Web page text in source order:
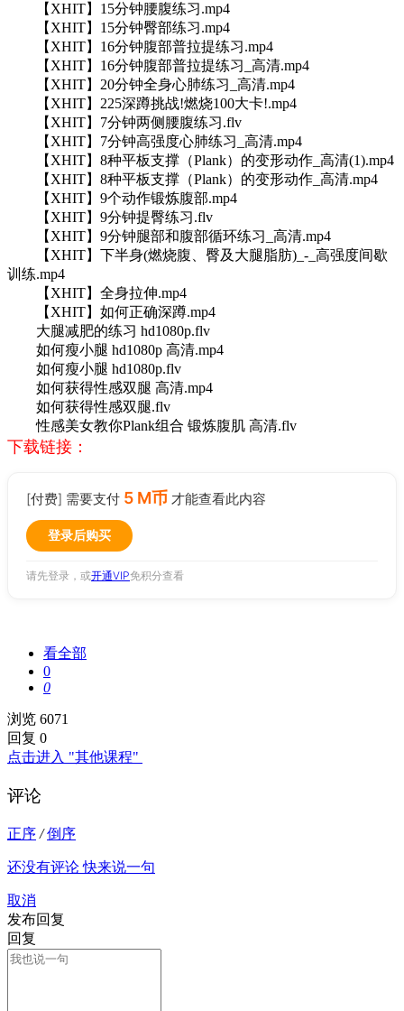
【XHIT】15分钟腰腹练习.mp4
【XHIT】15分钟臀部练习.mp4
【XHIT】16分钟腹部普拉提练习.mp4
【XHIT】16分钟腹部普拉提练习_高清.mp4
【XHIT】20分钟全身心肺练习_高清.mp4
【XHIT】225深蹲挑战!燃烧100大卡!.mp4
【XHIT】7分钟两侧腰腹练习.flv
【XHIT】7分钟高强度心肺练习_高清.mp4
【XHIT】8种平板支撑（Plank）的变形动作_高清(1).mp4
【XHIT】8种平板支撑（Plank）的变形动作_高清.mp4
【XHIT】9个动作锻炼腹部.mp4
【XHIT】9分钟提臀练习.flv
【XHIT】9分钟腿部和腹部循环练习_高清.mp4
【XHIT】下半身(燃烧腹、臀及大腿脂肪)_-_高强度间歇
训练.mp4
【XHIT】全身拉伸.mp4
【XHIT】如何正确深蹲.mp4
大腿减肥的练习 hd1080p.flv
如何瘦小腿 hd1080p 高清.mp4
如何瘦小腿 hd1080p.flv
如何获得性感双腿 高清.mp4
如何获得性感双腿.flv
性感美女教你Plank组合 锻炼腹肌 高清.flv
下载链接：
[付费] 需要支付 5 M币 才能查看此内容
登录后购买
请先登录，或开通VIP免积分查看
看全部
0
0
浏览 6071
回复 0
点击进入 "其他课程"
评论
正序 / 倒序
还没有评论 快来说一句
取消
发布回复
回复